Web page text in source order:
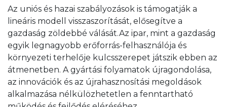
Az uniós és hazai szabályozások is támogatják a
lineáris modell visszaszorítását, elősegítve a
gazdaság zöldebbé válását.Az ipar, mint a gazdaság
egyik legnagyobb erőforrás-felhasználója és
környezeti terhelője kulcsszerepet játszik ebben az
átmenetben. A gyártási folyamatok újragondolása,
az innovációk és az újrahasznosítási megoldások
alkalmazása nélkülözhetetlen a fenntartható